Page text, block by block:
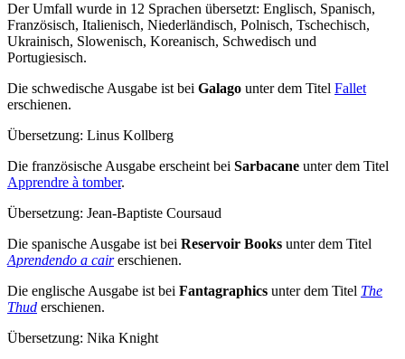
Der Umfall wurde in 12 Sprachen übersetzt: Englisch, Spanisch,
Französisch, Italienisch, Niederländisch, Polnisch, Tschechisch,
Ukrainisch, Slowenisch, Koreanisch, Schwedisch und
Portugiesisch.
Die schwedische Ausgabe ist bei Galago unter dem Titel Fallet
erschienen.
Übersetzung: Linus Kollberg
Die französische Ausgabe erscheint bei Sarbacane unter dem Titel
Apprendre à tomber.
Übersetzung: Jean-Baptiste Coursaud
Die spanische Ausgabe ist bei Reservoir Books unter dem Titel
Aprendendo a cair erschienen.
Die englische Ausgabe ist bei Fantagraphics unter dem Titel The
Thud erschienen.
Übersetzung: Nika Knight